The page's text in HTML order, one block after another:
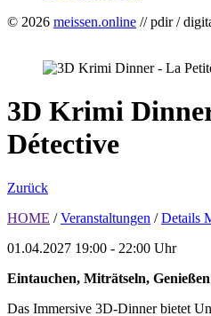
© 2026 meissen.online // pdir /
3D Krimi
Détective
Zurück
HOME / Veranstaltungen / Details
01.04.2027 19:00 - 22:00 Uhr
Eintauchen, Miträtseln,
Das Immersive 3D-Dinner bietet